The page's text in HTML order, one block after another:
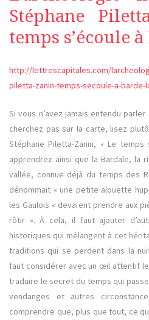
Stéphane
temps s’écoule
http://lettrescapitales.com/
piletta-zanin-temps-secoule-a-barde-
Si vous n’avez jamais entendu
cherchez pas sur la carte, lisez
Stéphane Piletta-Zanin, « Le temps
apprendrez ainsi que la Bardale, la
vallée, connue déjà du temps des
dénommait « une petite alouette
les Gaulois « devaient prendre aux
rôtir ». À cela, il faut ajouter
historiques qui mélangent à cet
traditions qui se perdent dans la
faut considérer avec un œil attentif
traduire le secret du temps qui
vendanges et autres
comprendre que, plus que tout, ce